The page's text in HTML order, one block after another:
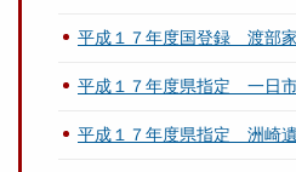
平成１７年度国登録 渡部
平成１７年度県指定 一日
平成１７年度県指定 洲崎